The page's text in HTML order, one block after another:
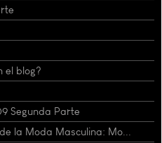
el blog?
Segunda Parte
la Moda Masculina: Mo...